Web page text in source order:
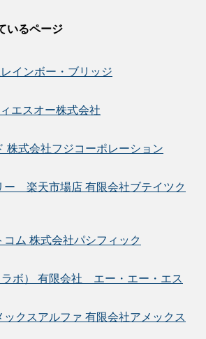
いるページ
インボー・ブリッジ
エスオー株式会社
株式会社フジコーポレーション
ー 楽天市場店 有限会社ブテイツク
ム 株式会社パシフィック
ボ） 有限会社 エー・エー・エス
クスアルファ 有限会社アメックス